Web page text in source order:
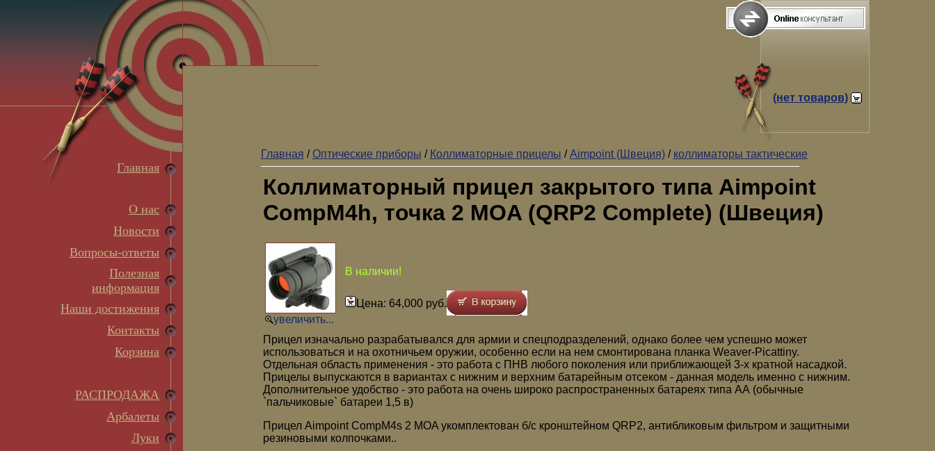
Главная
О нас
Новости
Вопросы-ответы
Полезная
информация
Наши достижения
Контакты
Корзина
РАСПРОДАЖА
Арбалеты
Луки
(нет товаров)
Главная /Оптические приборы / Коллиматорные прицелы /Aimpoint (Швеция)/ коллиматоры тактические
Коллиматорный прицел закрытого типа Aimpoint
CompM4h, точка 2 MOA (QRP2 Complete) (Швеция)
увеличить...
В наличии!
Цена: 64,000 руб.
Прицел изначально разрабатывался для армии и спецподразделений, однако более чем успешно может
использоваться и на охотничьем оружии, особенно если на нем смонтирована планка Weaver-Picattiny.
Отдельная область применения - это работа с ПНВ любого поколения или приближающей 3-х кратной насадкой.
Прицелы выпускаются в вариантах с нижним и верхним батарейным отсеком - данная модель именно с нижним.
Дополнительное удобство - это работа на очень широко распространенных батареях типа АА (обычные
`пальчиковые` батареи 1,5 в)
Прицел Aimpoint CompM4s 2 MOA укомплектован б/с кронштейном QRP2, антибликовым фильтром и защитными
резиновыми колпочками..